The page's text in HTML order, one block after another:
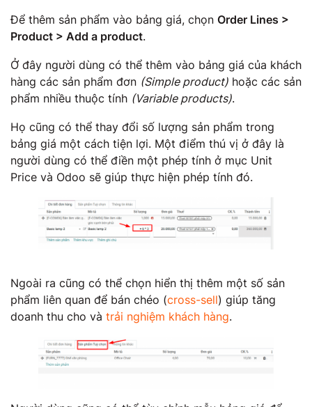
Để thêm sản phẩm vào bảng giá, chọn Order Lines >
Product > Add a product.
Ở đây người dùng có thể thêm vào bảng giá của khách
hàng các sản phẩm đơn (Simple product) hoặc các sản
phẩm nhiều thuộc tính (Variable products).
Họ cũng có thể thay đổi số lượng sản phẩm trong
bảng giá một cách tiện lợi. Một điểm thú vị ở đây là
người dùng có thể điền một phép tính ở mục Unit
Price và Odoo sẽ giúp thực hiện phép tính đó.
Ngoài ra cũng có thể chọn hiển thị thêm một số sản
phẩm liên quan để bán chéo (cross-sell) giúp tăng
doanh thu cho và trải nghiệm khách hàng.